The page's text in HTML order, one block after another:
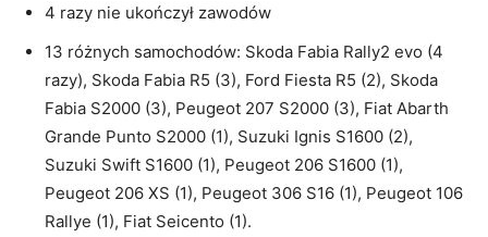
4 razy nie ukończył zawodów
13 różnych samochodów: Skoda Fabia Rally2 evo (4
razy), Skoda Fabia R5 (3), Ford Fiesta R5 (2), Skoda
Fabia S2000 (3), Peugeot 207 S2000 (3), Fiat Abarth
Grande Punto S2000 (1), Suzuki Ignis S1600 (2),
Suzuki Swift S1600 (1), Peugeot 206 S1600 (1),
Peugeot 206 XS (1), Peugeot 306 S16 (1), Peugeot 106
Rallye (1), Fiat Seicento (1).